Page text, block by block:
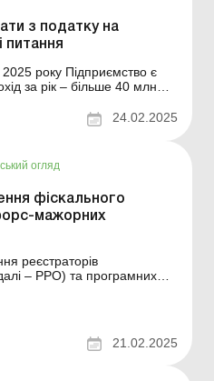
з податку на
питання
року Підприємство є
за рік – більше 40 млн
підприємства запитує,
НП(С)БО 17 «Податок
24.02.2025
огляд
фіскального
мажорних
реєстраторів
– РРО) та програмних
Законом від
застосування
операцій у сфері торгівл...
21.02.2025